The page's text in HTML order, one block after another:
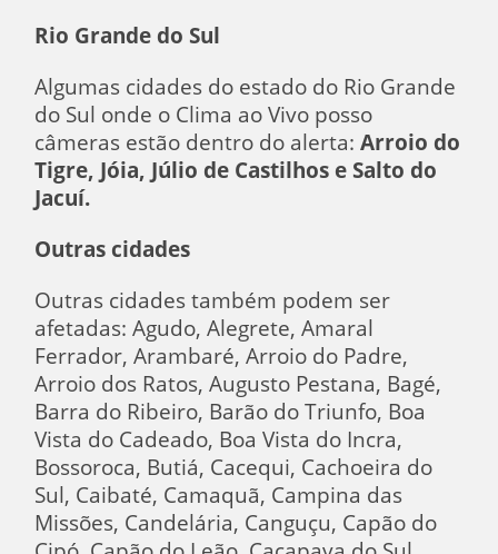
Rio Grande do Sul
Algumas cidades do estado do Rio Grande
do Sul onde o Clima ao Vivo posso
câmeras estão dentro do alerta:Arroio do
Tigre, Jóia, Júlio de Castilhos e Salto do
Jacuí.
Outras cidades
Outras cidades também podem ser
afetadas: Agudo, Alegrete, Amaral
Ferrador, Arambaré, Arroio do Padre,
Arroio dos Ratos, Augusto Pestana, Bagé,
Barra do Ribeiro, Barão do Triunfo, Boa
Vista do Cadeado, Boa Vista do Incra,
Bossoroca, Butiá, Cacequi, Cachoeira do
Sul, Caibaté, Camaquã, Campina das
Missões, Candelária, Canguçu, Capão do